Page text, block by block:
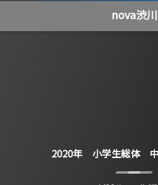
nova渋川
2020年 小学生総体 中